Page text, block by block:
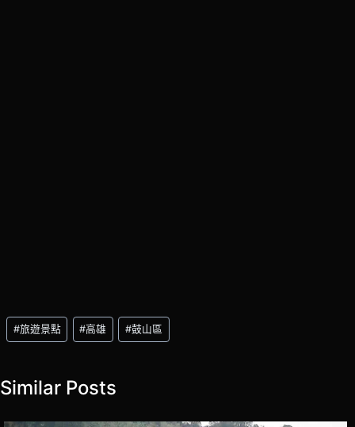
Post
Tags:
#旅遊景點 #高雄 #鼓山區
Similar Posts